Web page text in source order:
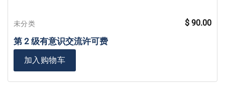
未分类
第 2 级有意识交流许可费
$ 90.00
加入购物车